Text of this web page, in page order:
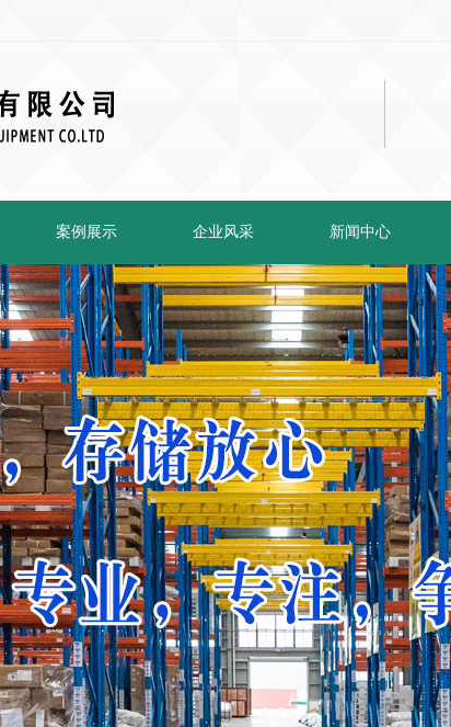
案例展示 企业风采 新闻中心